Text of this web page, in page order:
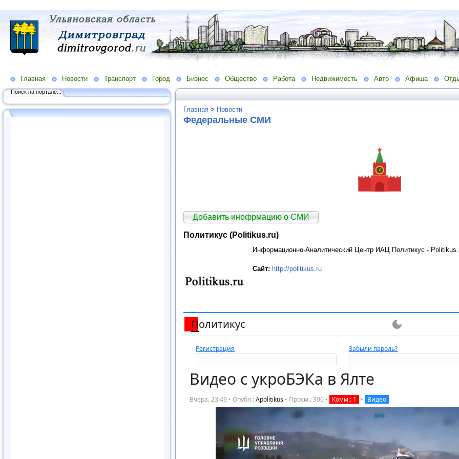
Главная Новости Транспорт Город Бизнес Общество Работа Недвижимость Авто Афиша
Поиск на портале...
Главная > Новости
Федеральные СМИ
Добавить инофрмацию о СМИ
Политикус (Politikus.ru)
Информационно-Аналитический Центр ИАЦ Политикус -
Сайт: http://politikus.ru